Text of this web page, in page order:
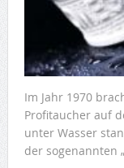
Im Jahr 1970
Profitaucher auf
unter Wasser
der sogenannten